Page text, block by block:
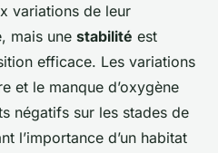
variations de leur
mais une stabilité est
efficace. Les variations
et le manque d’oxygène
négatifs sur les stades de
l’importance d’un habitat